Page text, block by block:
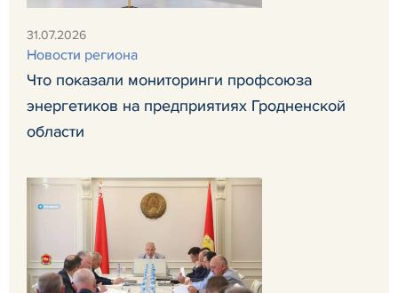
31.07.2026
Новости региона
Что показали мониторинги профсоюза
энергетиков на предприятиях Гродненской
области